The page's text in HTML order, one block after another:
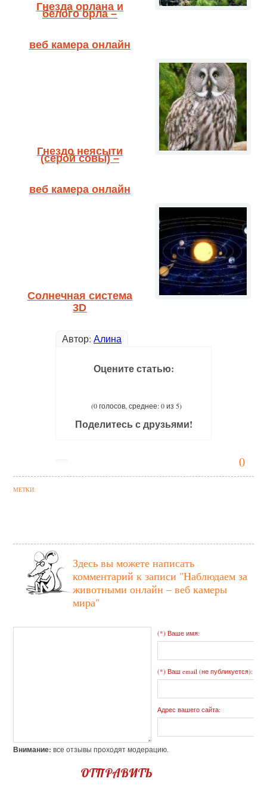
0
Гнезда орлана и
белого орла –
веб камера онлайн
Гнездо неясыти
(серой совы) –
веб камера онлайн
Солнечная система
3D
Автор: Алина
Оцените статью:
(0 голосов, среднее: 0 из 5)
Поделитесь с друзьями!
МЕТКИ:
Здесь вы можете написать
комментарий к записи "Наблюдаем за
животными онлайн – веб камеры
мира"
(*) Ваше имя:
(*) Ваш email (не публикуется):
Адрес вашего сайта:
Внимание: все отзывы проходят модерацию.
ОТПРАВИТЬ